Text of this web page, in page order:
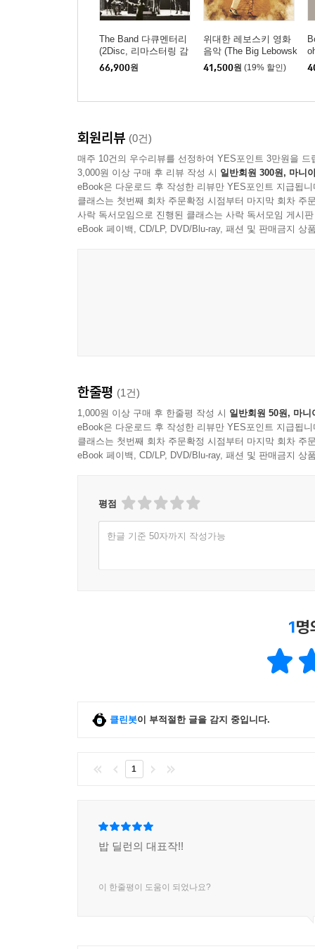
The Band 다큐멘터리
(2Disc, 리마스터링 감
독판) : 블루레이
66,900원
위대한 레보스키 영화
음악 (The Big Lebowsk
i - Original Motion Pict
ure Soundtrack) [골드
41,500원 (19% 할인)
회원리뷰 (0건)
매주 10건의 우수리뷰를 선정하여 YES포인트 3만원을 드
3,000원 이상 구매 후 리뷰 작성 시 일반회원 300원, 마니
eBook은 다운로드 후 작성한 리뷰만 YES포인트 지급됩니
클래스는 첫번째 회차 주문확정 시점부터 마지막 회차 주
사락 독서모임으로 진행된 클래스는 사락 독서모임 게시
eBook 페이백, CD/LP, DVD/Blu-ray, 패션 및 판매금지 상
한줄평 (1건)
1,000원 이상 구매 후 한줄평 작성 시 일반회원 50원, 마니
eBook은 다운로드 후 작성한 리뷰만 YES포인트 지급됩니
클래스는 첫번째 회차 주문확정 시점부터 마지막 회차 주
eBook 페이백, CD/LP, DVD/Blu-ray, 패션 및 판매금지 상
평점
한글 기준 50자까지 작성가능
1명
클린봇이 부적절한 글을 감지 중입니다.
1
밥 딜런의 대표작!!
이 한줄평이 도움이 되었나요?